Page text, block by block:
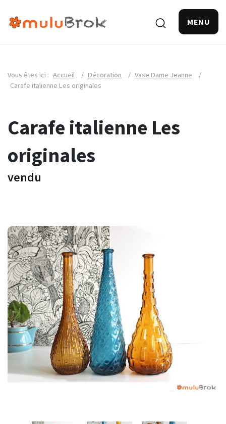
MENU
Vous êtes ici : Accueil / Décoration / Vase Dame Jeanne
/
Carafe italienne Les originales
Carafe italienne Les
originales
vendu